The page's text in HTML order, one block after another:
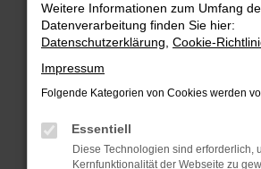
Überprüfe deine Firewall und
Internetverbindung.
Laden andere Webseiten, zum
Suchmaschine?
Prüfe deine
können das Laden bestimmter
verhindern. Funktioniert die
Weitere Informationen zum Umfang
Datenverarbeitung finden Sie hier:
Datenschutzerklärung Cookie-
Impressum
Folgende Kategorien von Cookies werden
Essentiell
Diese Technologien sind erforderlich,
Kernfunktionalität der Webseite zu